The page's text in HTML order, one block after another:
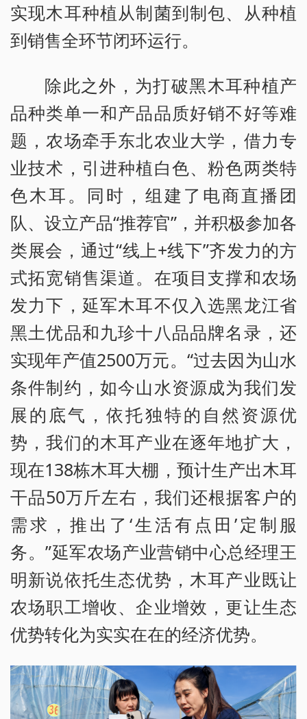
实现木耳种植从制菌到制包、从种植
到销售全环节闭环运行。
除此之外，为打破黑木耳种植产
品种类单一和产品品质好销不好等难
题，农场牵手东北农业大学，借力专
业技术，引进种植白色、粉色两类特
色木耳。同时，组建了电商直播团
队、设立产品“推荐官”，并积极参加各
类展会，通过“线上+线下”齐发力的方
式拓宽销售渠道。在项目支撑和农场
发力下，延军木耳不仅入选黑龙江省
黑土优品和九珍十八品品牌名录，还
实现年产值2500万元。“过去因为山水
条件制约，如今山水资源成为我们发
展的底气，依托独特的自然资源优
势，我们的木耳产业在逐年地扩大，
现在138栋木耳大棚，预计生产出木耳
干品50万斤左右，我们还根据客户的
需求，推出了‘生活有点田’定制服
务。”延军农场产业营销中心总经理王
明新说依托生态优势，木耳产业既让
农场职工增收、企业增效，更让生态
优势转化为实实在在的经济优势。